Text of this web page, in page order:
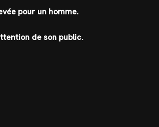
pour un homme.
de son public.